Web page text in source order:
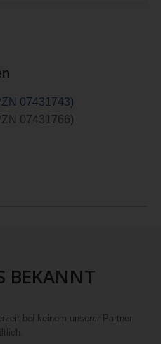
07431743)
07431766)
BEKANNT
bei keinem unserer Partner